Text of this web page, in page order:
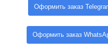
Оформить заказ
Оформить заказ